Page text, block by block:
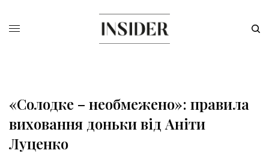
«Солодке – необмежено»: правила
виховання доньки від Аніти
Луценко